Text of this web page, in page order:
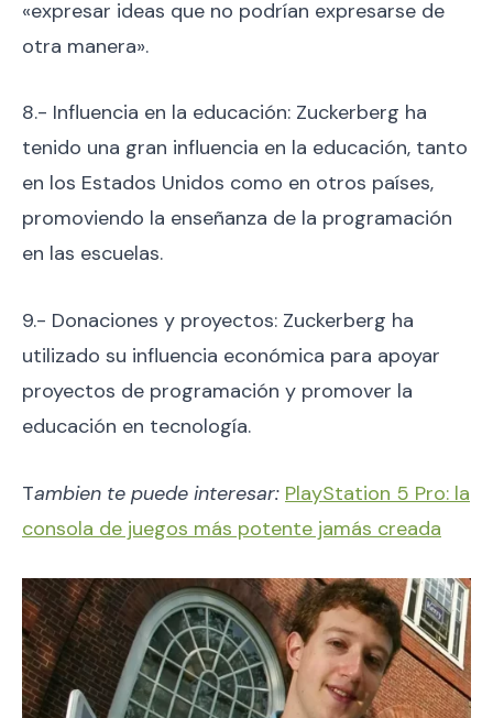
«expresar ideas que no podrían expresarse de
otra manera».
8.- Influencia en la educación: Zuckerberg ha
tenido una gran influencia en la educación, tanto
en los Estados Unidos como en otros países,
promoviendo la enseñanza de la programación
en las escuelas.
9.- Donaciones y proyectos: Zuckerberg ha
utilizado su influencia económica para apoyar
proyectos de programación y promover la
educación en tecnología.
Tambien te puede interesar: PlayStation 5 Pro: la
consola de juegos más potente jamás creada